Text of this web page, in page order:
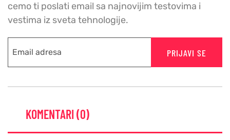
cemo ti poslati email sa najnovijim testovima i
vestima iz sveta tehnologije.
PRIJAVI SE
KOMENTARI (0)